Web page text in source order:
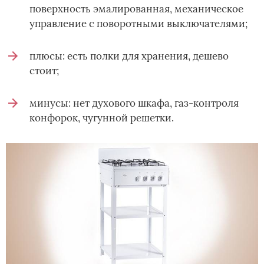
поверхность эмалированная, механическое
управление с поворотными выключателями;
плюсы: есть полки для хранения, дешево
стоит;
минусы: нет духового шкафа, газ-контроля
конфорок, чугунной решетки.